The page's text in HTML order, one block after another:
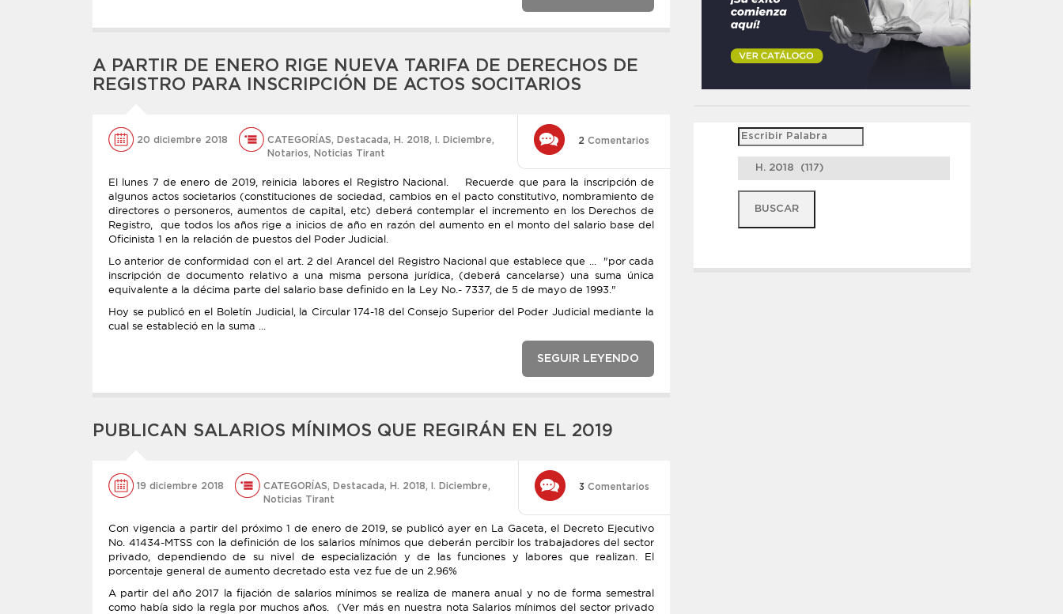
A PARTIR DE ENERO RIGE NUEVA TARIFA DE DERECHOS DE
REGISTRO PARA INSCRIPCIÓN DE ACTOS SOCITARIOS
20 diciembre 2018 CATEGORÍAS, Destacada, H. 2018, l. Diciembre,
Notarios, Noticias Tirant
2 Comentarios
El lunes 7 de enero de 2019, reinicia labores el Registro Nacional. Recuerde que para la inscripción de
algunos actos societarios (constituciones de sociedad, cambios en el pacto constitutivo, nombramiento de
directores o personeros, aumentos de capital, etc) deberá contemplar el incremento en los Derechos de
Registro, que todos los años rige a inicios de año en razón del aumento en el monto del salario base del
Oficinista 1 en la relación de puestos del Poder Judicial.
Lo anterior de conformidad con el art. 2 del Arancel del Registro Nacional que establece que ... "por cada
inscripción de documento relativo a una misma persona jurídica, (deberá cancelarse) una suma única
equivalente a la décima parte del salario base definido en la Ley No.- 7337, de 5 de mayo de 1993."
Hoy se publicó en el Boletín Judicial, la Circular 174-18 del Consejo Superior del Poder Judicial mediante la
cual se estableció en la suma ...
SEGUIR LEYENDO
PUBLICAN SALARIOS MÍNIMOS QUE REGIRÁN EN EL 2019
19 diciembre 2018 CATEGORÍAS, Destacada, H. 2018, l. Diciembre,
Noticias Tirant
3 Comentarios
Con vigencia a partir del próximo 1 de enero de 2019, se publicó ayer en La Gaceta, el Decreto Ejecutivo
No. 41434-MTSS con la definición de los salarios mínimos que deberán percibir los trabajadores del sector
privado, dependiendo de su nivel de especialización y de las funciones y labores que realizan. El
porcentaje general de aumento decretado esta vez fue de un 2.96%
A partir del año 2017 la fijación de salarios mínimos se realiza de manera anual y no de forma semestral
como había sido la regla por muchos años. (Ver más en nuestra nota Salarios mínimos del sector privado